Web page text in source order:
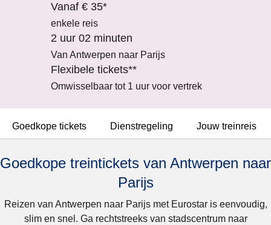
Vanaf € 35*
enkele reis
2 uur 02 minuten
Van Antwerpen naar Parijs
Flexibele tickets**
Omwisselbaar tot 1 uur voor vertrek
Goedkope tickets Dienstregeling Jouw treinreis
Goedkope treintickets van Antwerpen naar
Parijs
Reizen van Antwerpen naar Parijs met Eurostar is eenvoudig,
slim en snel. Ga rechtstreeks van stadscentrum naar